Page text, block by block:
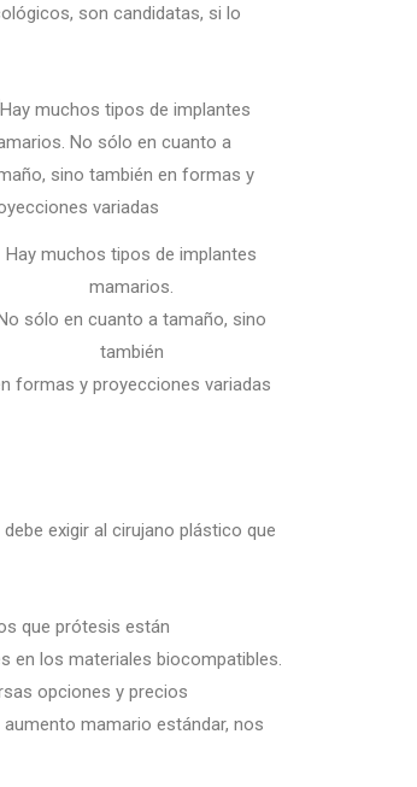
son candidatas, si lo
Hay muchos tipos de implantes
mamarios.
sólo en cuanto a tamaño, sino
también
formas y proyecciones variadas
exigir al cirujano plástico que
que prótesis están
en los materiales biocompatibles.
opciones y precios
mamario estándar, nos